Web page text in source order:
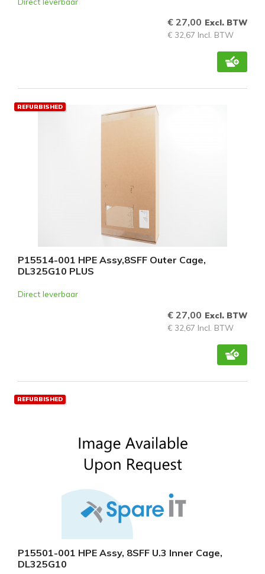
€ 27,00 Excl. BTW
€ 32,67 Incl. BTW
REFURBISHED
P15514-001 HPE Assy,8SFF Outer Cage,
DL325G10 PLUS
Direct leverbaar
€ 27,00 Excl. BTW
€ 32,67 Incl. BTW
REFURBISHED
P15501-001 HPE Assy, 8SFF U.3 Inner Cage,
DL325G10